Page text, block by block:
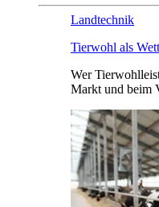
Landtechnik
Tierwohl als
Wer
Markt und beim